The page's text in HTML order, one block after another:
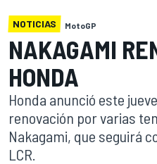
NOTICIAS MotoGP
NAKAGAMI
HONDA
Honda anunció este
renovación por varias
Nakagami, que seguirá
LCR.